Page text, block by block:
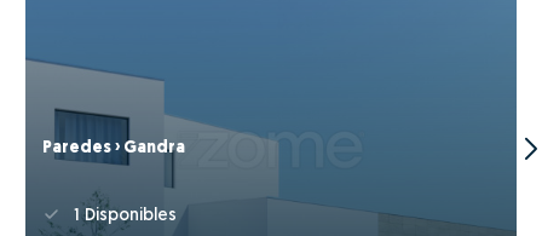
Paredes › Gandra
1 Disponibles